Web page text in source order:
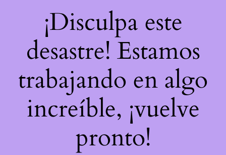
¡Disculpa este
desastre! Estamos
trabajando en algo
increíble, ¡vuelve
pronto!